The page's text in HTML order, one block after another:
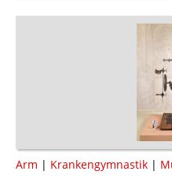
Arm | Krankengymnastik |